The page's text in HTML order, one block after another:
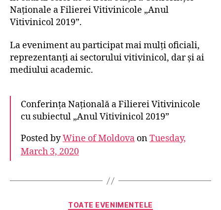
Naționale a Filierei Vitivinicole „Anul
Vitivinicol 2019”.
La eveniment au participat mai mulți oficiali,
reprezentanți ai sectorului vitivinicol, dar și ai
mediului academic.
Conferința Națională a Filierei Vitivinicole
cu subiectul „Anul Vitivinicol 2019”
Posted byWine of Moldova onTuesday,
March 3, 2020
Categorii
TOATE EVENIMENTELE